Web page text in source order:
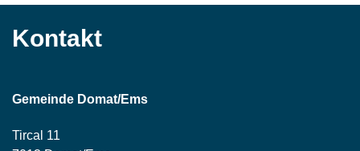
Kontakt
Gemeinde Domat/Ems
Tircal 11